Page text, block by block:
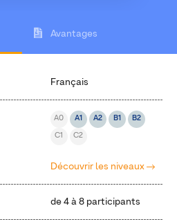
Avantages
Français
A0 A1 A2 B1 B2
C1 C2
Découvrir les niveaux
de 4 à 8 participants